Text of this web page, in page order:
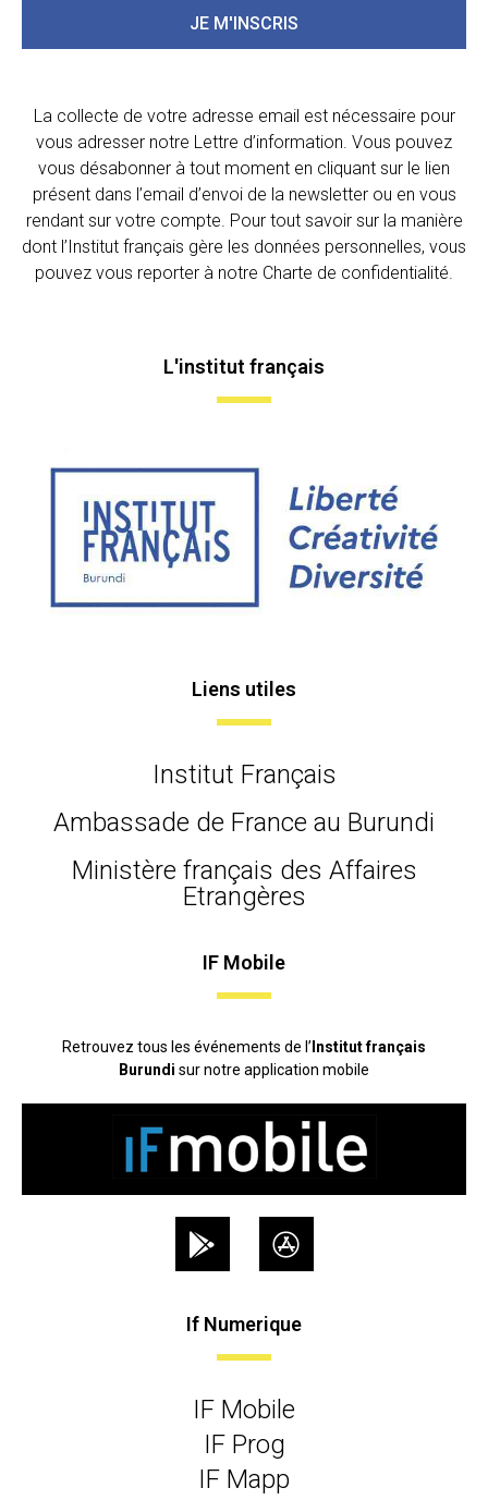
JE M'INSCRIS
La collecte de votre adresse email est nécessaire pour
vous adresser notre Lettre d’information. Vous pouvez
vous désabonner à tout moment en cliquant sur le lien
présent dans l’email d’envoi de la newsletter ou en vous
rendant sur votre compte. Pour tout savoir sur la manière
dont l’Institut français gère les données personnelles, vous
pouvez vous reporter à notre Charte de confidentialité.
L'institut français
Liens utiles
Institut Français
Ambassade de France au Burundi
Ministère français des Affaires
Etrangères
IF Mobile
Retrouvez tous les événements de l’ Institut français
Burundi sur notre application mobile
If Numerique
IF Mobile
IF Prog
IF Mapp